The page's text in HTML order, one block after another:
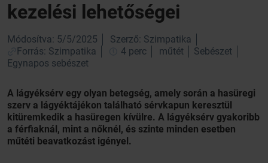
kezelési lehetőségei
Módosítva: 5/5/2025
Szerző: Szimpatika
Forrás: Szimpatika
4 perc műtét
Sebészet
Egynapos sebészet
A lágyéksérv egy olyan betegség, amely során a hasüregi
szerv a lágyéktájékon található sérvkapun keresztül
kitüremkedik a hasüregen kívülre. A lágyéksérv gyakoribb
a férfiaknál, mint a nőknél, és szinte minden esetben
műtéti beavatkozást igényel.